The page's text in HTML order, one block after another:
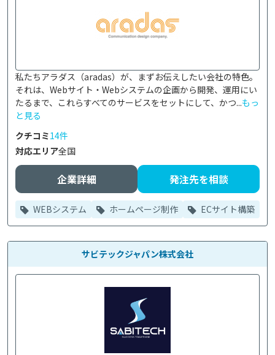
私たちアラダス（aradas）が、まずお伝えしたい会社の特色。
それは、Webサイト・Webシステムの企画から開発、運用にい
たるまで、これらすべてのサービスをセットにして、かつ...もっ
と見る
クチコミ14件
対応エリア全国
企業詳細 発注先を相談
WEBシステム ホームページ制作 ECサイト構築
サビテックジャパン株式会社